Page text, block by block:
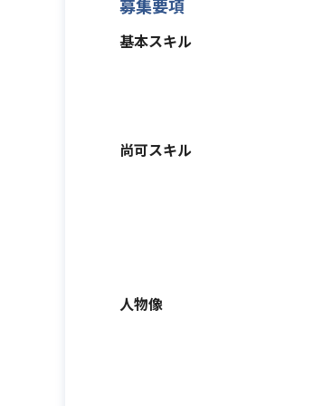
募集要項
基本スキル
尚可スキル
人物像